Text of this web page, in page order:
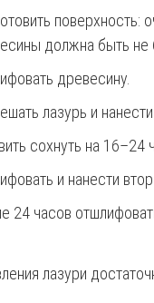
поверхность:
должна быть не
древесину.
лазурь и
сохнуть на 16–24
и нанести
24 часов
лазури